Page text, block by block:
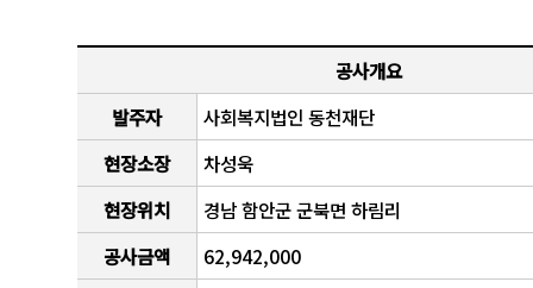
공사개요
발주자
사회복지법인 동천재단
현장소장
차성욱
현장위치
경남 함안군 군북면 하림리
공사금액
62,942,000